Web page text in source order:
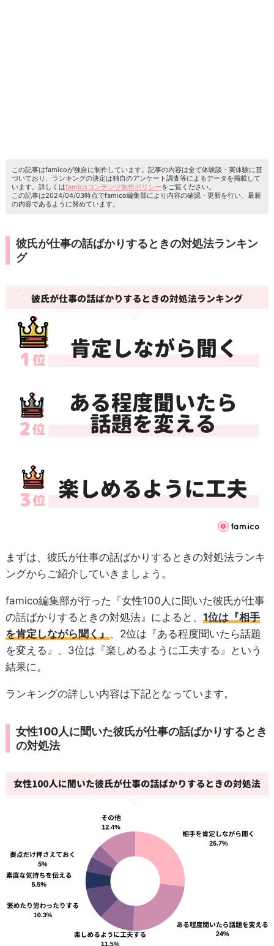
この記事はfamicoが独自に制作しています。記事の内容は全て体験談・実体験に基
づいており、ランキングの決定は独自のアンケート調査等によるデータを掲載して
います。詳しくはfamicoコンテンツ制作ポリシーをご覧ください。
この記事は2024/04/03時点でfamico編集部により内容の確認・更新を行い、最新
の内容であるように努めています。
彼氏が仕事の話ばかりするときの対処法ランキン
グ
まずは、彼氏が仕事の話ばかりするときの対処法ランキ
ングからご紹介していきましょう。
famico編集部が行った『女性100人に聞いた彼氏が仕事
の話ばかりするときの対処法』によると、 1位は『相手
を肯定しながら聞く』、2位は『ある程度聞いたら話題
を変える』、3位は『楽しめるように工夫する』という
結果に。
ランキングの詳しい内容は下記となっています。
女性100人に聞いた彼氏が仕事の話ばかりするとき
の対処法